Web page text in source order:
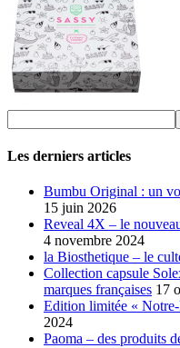
Les derniers articles
Bumbu Original : un
15 juin 2026
Reveal 4X – le
4 novembre 2024
la Biosthetique – le
Collection capsule
marques françaises 17
Edition limitée «
2024
Paoma – des produits